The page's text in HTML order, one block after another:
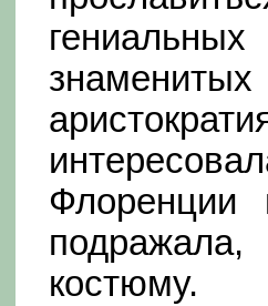
костюму.